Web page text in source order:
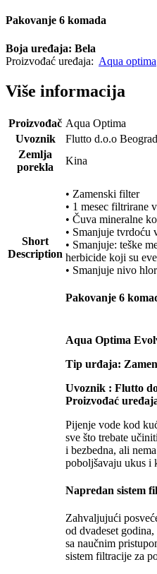
Pakovanje 6 komada
Boja uređaja: Bela
Proizvođać uređaja: Aqua optima
Više informacija
Proizvođač Aqua Optima
Uvoznik
Flutto d.o.o Beograd
Zemlja
porekla
Kina
Short
Description
• Zamenski filter
• 1 mesec filtrirane
• Čuva mineralne
• Smanjuje tvrdoću
• Smanjuje: teške
herbicide koji su
• Smanjuje nivo
Pakovanje 6
Aqua Optima
Tip urđaja:
Uvoznik : Flutto
Proizvođać
Pijenje vode kod
sve što trebate
i bezbedna, ali
poboljšavaju ukus i
Napredan sistem
Zahvaljujući
od dvadeset godina,
sa naučnim
sistem filtracije za